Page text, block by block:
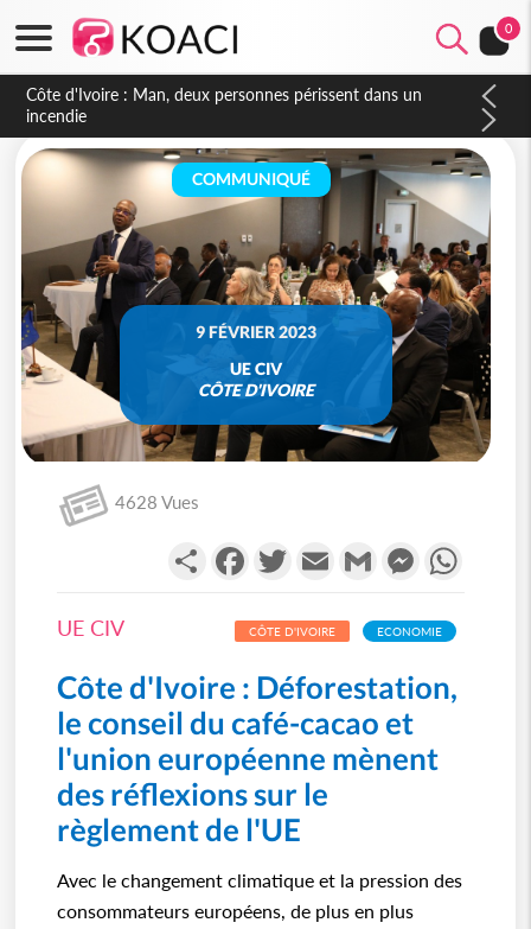
0
Côte d'Ivoire : Séileu, la célébration de la fête nationale
transformée en vaste campagne contre les produits
dépigmentants dangereux
COMMUNIQUÉ
9 FÉVRIER 2023
UE CIV
CÔTE D'IVOIRE
4628 Vues
PartagerFacebookTwitterEmail Gmail Messenger
UE CIV CÔTE D'IVOIRE ECONOMIE
Côte d'Ivoire : Déforestation,
le conseil du café-cacao et
l'union européenne mènent
des réflexions sur le
règlement de l'UE
Avec le changement climatique et la pression des
consommateurs européens, de plus en plus